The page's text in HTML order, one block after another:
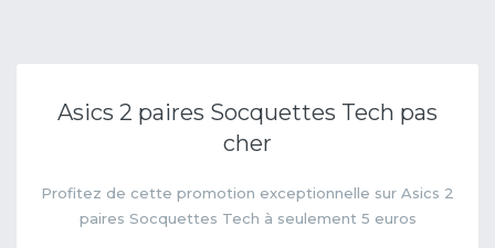
Asics 2 paires Socquettes Tech pas
cher
Profitez de cette promotion exceptionnelle sur Asics 2
paires Socquettes Tech à seulement 5 euros